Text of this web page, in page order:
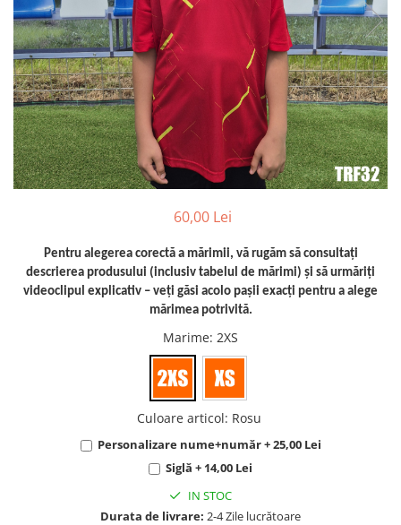
Bidoane si termosuri sportive
Sepci
Trofee
60,00 Lei
Pentru alegerea corectă a mărimii, vă rugăm să consultați
descrierea produsului (inclusiv tabelul de mărimi) și să urmăriți
videoclipul explicativ – veți găsi acolo pașii exacți pentru a alege
mărimea potrivită.
Marime: 2XS
Culoare articol: Rosu
Personalizare nume+număr + 25,00 Lei
Siglă + 14,00 Lei
IN STOC
Durata de livrare: 2-4 Zile lucrătoare